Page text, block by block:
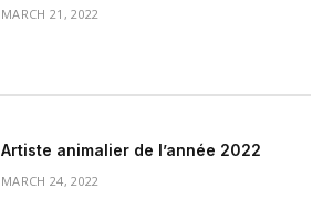
MARCH 21, 2022
Artiste animalier de l’année 2022
MARCH 24, 2022